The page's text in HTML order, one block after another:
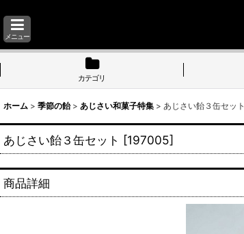
メニュー
カテゴリ
ホーム > 季節の飴 > あじさい和菓子特集 > あじさい飴３缶セット
あじさい飴３缶セット [197005]
商品詳細